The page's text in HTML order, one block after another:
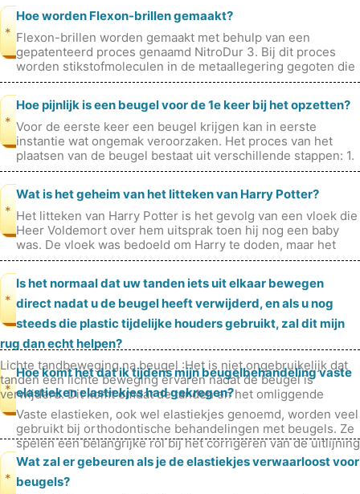
*
Hoe worden Flexon-brillen gemaakt?
Flexon-brillen worden gemaakt met behulp van een
gepatenteerd proces genaamd NitroDur 3. Bij dit proces
worden stikstofmoleculen in de metaallegering gegoten die
wordt gebruikt om de frames
*
Hoe pijnlijk is een beugel voor de 1e keer bij het opzetten?
Voor de eerste keer een beugel krijgen kan in eerste
instantie wat ongemak veroorzaken. Het proces van het
plaatsen van de beugel bestaat uit verschillende stappen: 1.
Verbindingsbeugels :E
*
Wat is het geheim van het litteken van Harry Potter?
Het litteken van Harry Potter is het gevolg van een vloek die
Heer Voldemort over hem uitsprak toen hij nog een baby
was. De vloek was bedoeld om Harry te doden, maar het
mislukte en liet he
*
Is het normaal dat uw tanden iets uit elkaar bewegen
direct nadat u de beugel heeft verwijderd, en als u nog
steeds die plastic tijdelijke houders gebruikt, zal dit mijn
rug dan echt helpen?
Lichte tandbeweging na beugel :Het is niet ongebruikelijk dat
tanden een lichte beweging ervaren nadat de beugel is
verwijderd. Dit komt omdat de tanden en het omliggende
weefsel tijd nodig
*
Hoe komt het dat ik tijdens mijn beugelbehandeling vaste
elastieken elastiekjes had gekregen?
Vaste elastieken, ook wel elastiekjes genoemd, worden veel
gebruikt bij orthodontische behandelingen met beugels. Ze
spelen een belangrijke rol bij het corrigeren van de uitlijning
van de ta
*
Wat zal er gebeuren als je de elastiekjes verwaarloost voor
beugels?